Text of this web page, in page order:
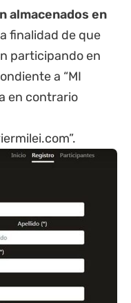
almacenados en
finalidad de que
participando en
a “MI
en contrario
”.